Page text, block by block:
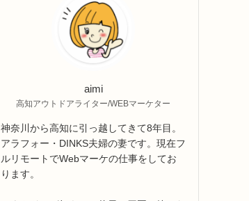
aimi
高知アウトドアライター/WEBマーケター
神奈川から高知に引っ越してきて8年目。
アラフォー・DINKS夫婦の妻です。現在フ
ルリモートでWebマーケの仕事をしてお
ります。